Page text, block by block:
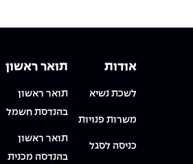
אודות
לשכת נשיא
משרות פנויות
כניסה לסגל
תואר ראשון
תואר ראשון
בהנדסת חשמל
תואר ראשון
בהנדסה מכנית